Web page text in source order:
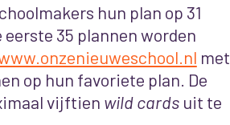
hun plan op 31
35 plannen worden
met
op hun favoriete plan. De
vijftien wild cards uit te